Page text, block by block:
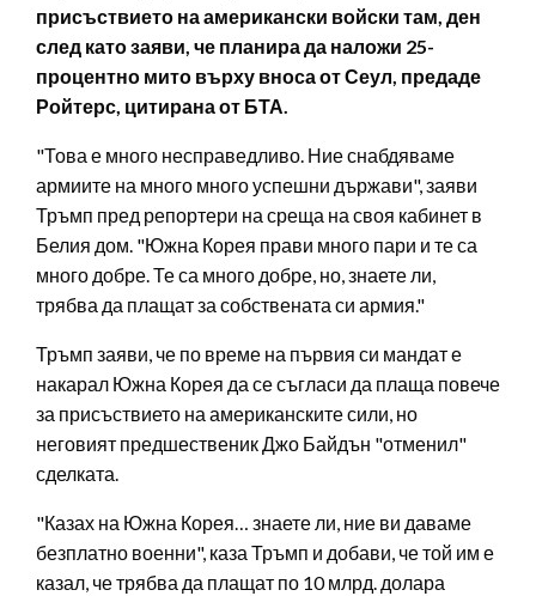
присъствието на американски войски там, ден
след като заяви, че планира да наложи 25-
процентно мито върху вноса от Сеул, предаде
Ройтерс, цитирана от БТА.
"Това е много несправедливо. Ние снабдяваме
армиите на много много успешни държави", заяви
Тръмп пред репортери на среща на своя кабинет в
Белия дом. "Южна Корея прави много пари и те са
много добре. Те са много добре, но, знаете ли,
трябва да плащат за собствената си армия."
Тръмп заяви, че по време на първия си мандат е
накарал Южна Корея да се съгласи да плаща повече
за присъствието на американските сили, но
неговият предшественик Джо Байдън "отменил"
сделката.
"Казах на Южна Корея… знаете ли, ние ви даваме
безплатно военни", каза Тръмп и добави, че той им е
казал, че трябва да плащат по 10 млрд. долара